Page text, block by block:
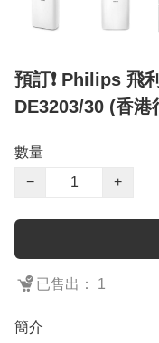
預訂❗️ Philips 飛
DE3203/30 (香港
數量
−
+
已售出： 1
簡介